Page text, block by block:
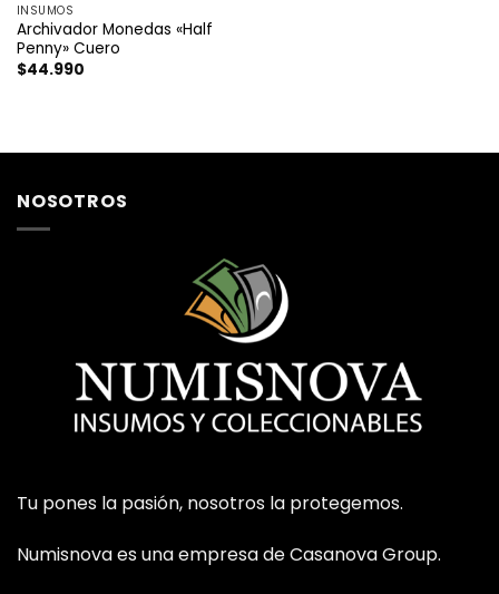
INSUMOS
Archivador Monedas «Half
Penny» Cuero
$44.990
NOSOTROS
Tu pones la pasión, nosotros la protegemos.
Numisnova es una empresa de Casanova Group.